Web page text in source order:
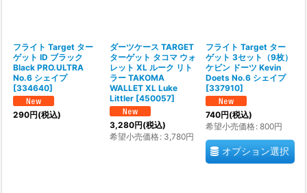
フライト Target ター
ゲット ID ブラック
Black PRO.ULTRA
No.6 シェイプ
[334640]
290円(税込)
ダーツケース TARGET
ターゲット タコマ ウォ
レット XL ルーク リト
ラー TAKOMA
WALLET XL Luke
Littler [450057]
3,280円(税込)
希望小売価格: 3,780円
フライト Target ター
ゲット 3セット（9枚）
ケビン ドーツ Kevin
Doets No.6 シェイプ
[337910]
740円(税込)
希望小売価格: 800円
オプション選択